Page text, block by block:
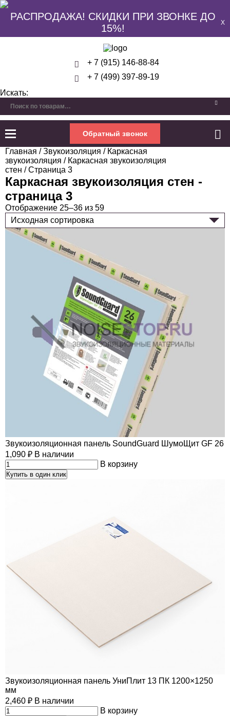
РАСПРОДАЖА! СКИДКИ ПРИ ЗВОНКЕ ДО
15%!
X
+ 7 (915) 146-88-84
+ 7 (499) 397-89-19
Искать:
Обратный звонок
Главная /Звукоизоляция / Каркасная
звукоизоляция / Каркасная звукоизоляция
стен / Страница 3
Каркасная звукоизоляция стен -
страница 3
Отображение 25–36 из 59
Исходная сортировка
Звукоизоляционная панель SoundGuard ШумоЩит GF 26
1,090 ₽ В наличии
В корзину
Купить в один клик
Звукоизоляционная панель УниПлит 13 ПК 1200×1250
мм
2,460 ₽ В наличии
В корзину